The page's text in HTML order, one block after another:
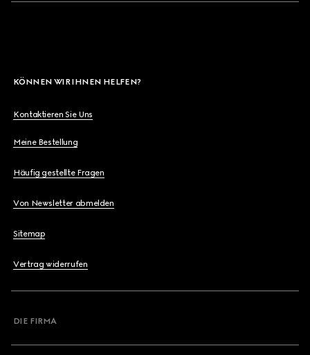
KÖNNEN WIR IHNEN HELFEN?
Kontaktieren Sie Uns
Meine Bestellung
Häufig gestellte Fragen
Von Newsletter abmelden
Sitemap
Vertrag widerrufen
DIE FIRMA